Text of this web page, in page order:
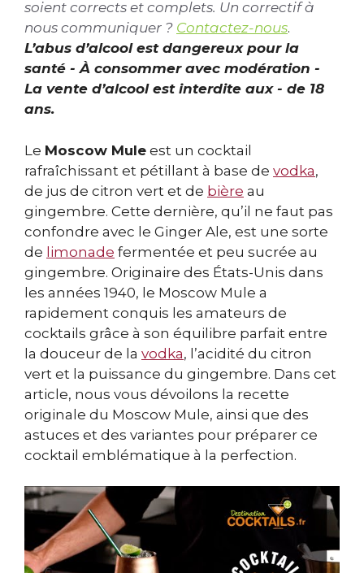
soient corrects et complets. Un correctif à
nous communiquer ? Contactez-nous.
L’abus d’alcool est dangereux pour la
santé - À consommer avec modération -
La vente d’alcool est interdite aux - de 18
ans.
Le Moscow Mule est un cocktail
rafraîchissant et pétillant à base de vodka,
de jus de citron vert et de bière au
gingembre. Cette dernière, qu’il ne faut pas
confondre avec le Ginger Ale, est une sorte
de limonade fermentée et peu sucrée au
gingembre. Originaire des États-Unis dans
les années 1940, le Moscow Mule a
rapidement conquis les amateurs de
cocktails grâce à son équilibre parfait entre
la douceur de la vodka, l’acidité du citron
vert et la puissance du gingembre. Dans cet
article, nous vous dévoilons la recette
originale du Moscow Mule, ainsi que des
astuces et des variantes pour préparer ce
cocktail emblématique à la perfection.